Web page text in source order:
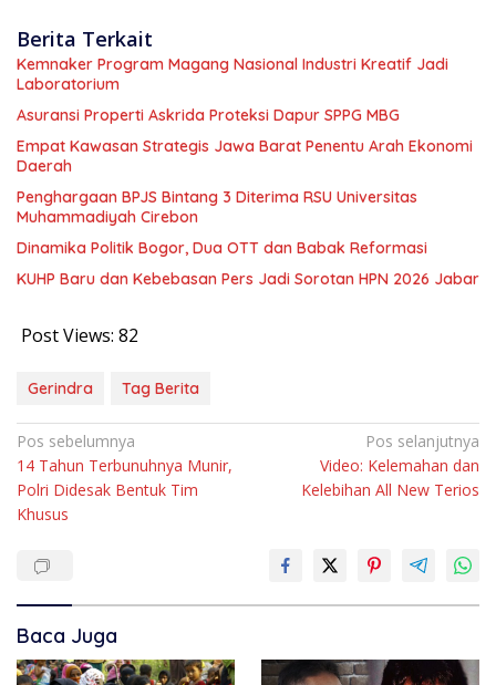
Berita Terkait
Kemnaker Program Magang Nasional Industri Kreatif Jadi
Laboratorium
Asuransi Properti Askrida Proteksi Dapur SPPG MBG
Empat Kawasan Strategis Jawa Barat Penentu Arah Ekonomi
Daerah
Penghargaan BPJS Bintang 3 Diterima RSU Universitas
Muhammadiyah Cirebon
Dinamika Politik Bogor, Dua OTT dan Babak Reformasi
KUHP Baru dan Kebebasan Pers Jadi Sorotan HPN 2026 Jabar
Post Views: 82
Gerindra Tag Berita
Navigasi
pos
Pos sebelumnya
14 Tahun Terbunuhnya Munir,
Polri Didesak Bentuk Tim
Khusus
Pos selanjutnya
Video: Kelemahan dan
Kelebihan All New Terios
Baca Juga